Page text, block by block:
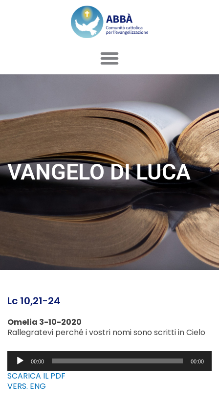
VANGELO DI LUCA
Lc 10,21-24
Omelia 3-10-2020
Rallegratevi perché i vostri nomi sono scritti in Cielo
Audio
Player00:00 00:00
SCARICA IL PDF
VERS. ENG